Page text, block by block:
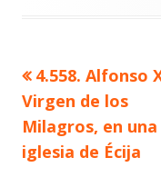
Navegación
de
entradas
Artículo
anterior
4.558. Alfonso
Virgen de los
Milagros, en una
iglesia de Écija